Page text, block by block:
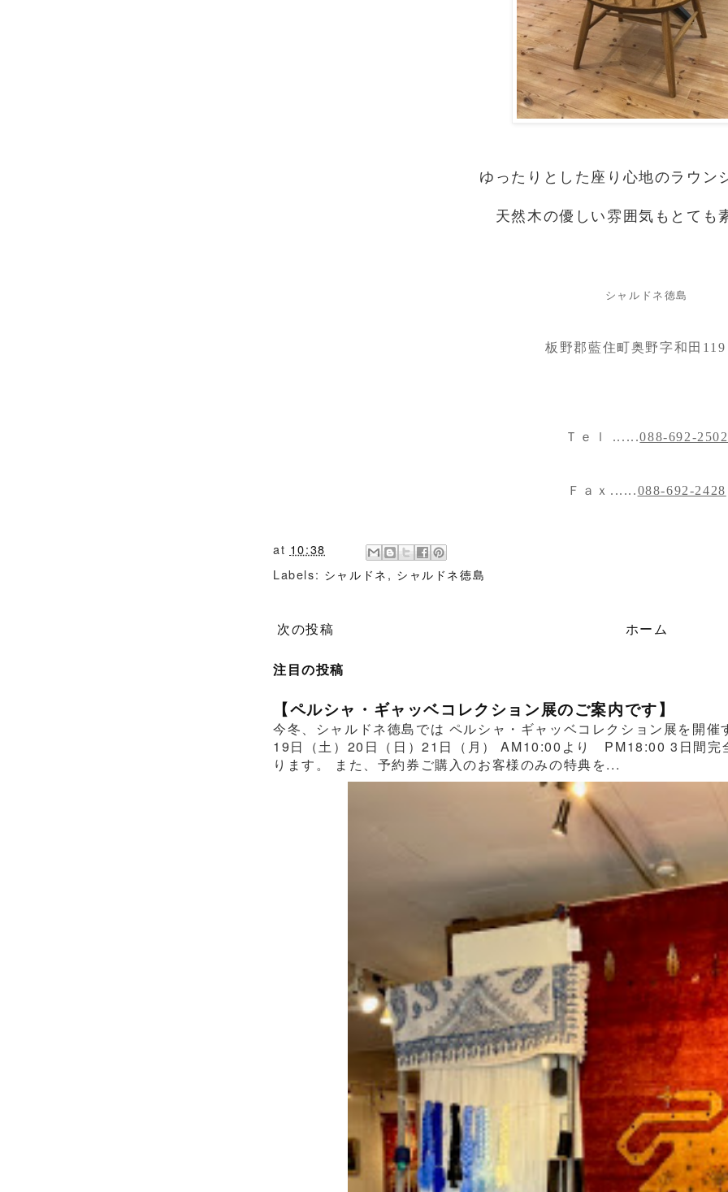
ゆったりとした座り心地のラウン
天然木の優しい雰囲気もとても
シャルドネ徳島
板野郡藍住町奥野字和田
Ｔｅｌ ......088-692-2502
Ｆａｘ......088-692-2428
at 10:38
Labels: シャルドネ, シャルドネ徳島
次の投稿 ホーム
注目の投稿
【ペルシャ・ギャッベコレクション展のご案内です】
今冬、シャルドネ徳島では ペルシャ・ギャッベコレクション展を開
19日（土）20日（日）21日（月） AM10:00より PM18:00 3日間完
ります。 また、予約券ご購入のお客様のみの特典を...